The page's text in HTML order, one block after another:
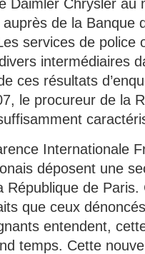
Daimler Chrysler au
de la Banque
services de police
intermédiaires
ces résultats
le procureur de la
Internationale
déposent une
République de
que ceux
entendent,
temps. Cette